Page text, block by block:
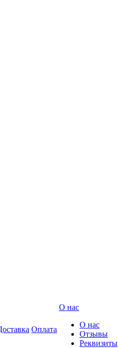
Оплата
О нас
О нас
Отзывы
Реквизиты